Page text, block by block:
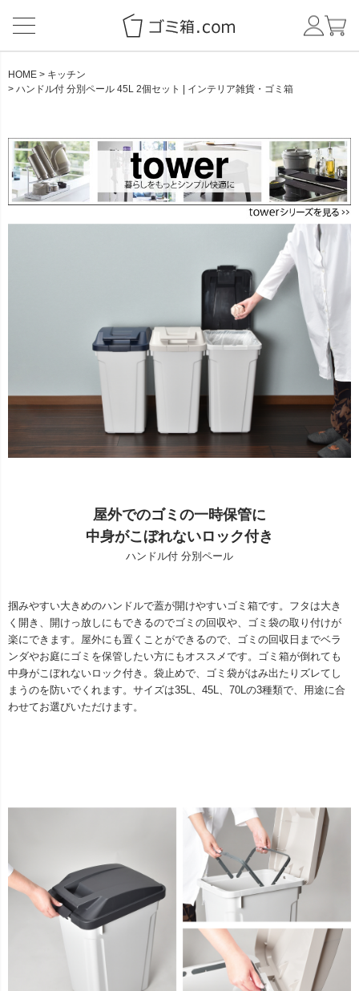
CATEGORY
BRAND
HOME
キッチン
ハンドル付 分別ペール 45L 2個セット | インテリア雑貨・ゴミ箱
屋外でのゴミの一時保管に
中身がこぼれないロック付き
ハンドル付 分別ペール
掴みやすい大きめのハンドルで蓋が開けやすいゴミ箱です。フタは大き
く開き、開けっ放しにもできるのでゴミの回収や、ゴミ袋の取り付けが
楽にできます。屋外にも置くことができるので、ゴミの回収日までベラ
ンダやお庭にゴミを保管したい方にもオススメです。ゴミ箱が倒れても
中身がこぼれないロック付き。袋止めで、ゴミ袋がはみ出たりズレてし
まうのを防いでくれます。サイズは35L、45L、70Lの3種類で、用途に合
わせてお選びいただけます。